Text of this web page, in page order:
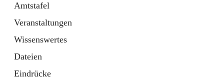
Amtstafel
Veranstaltungen
Wissenswertes
Dateien
Eindrücke
Tab
Region Schneebergland
Externe Webseite
öffnet
in
neuem
Tab